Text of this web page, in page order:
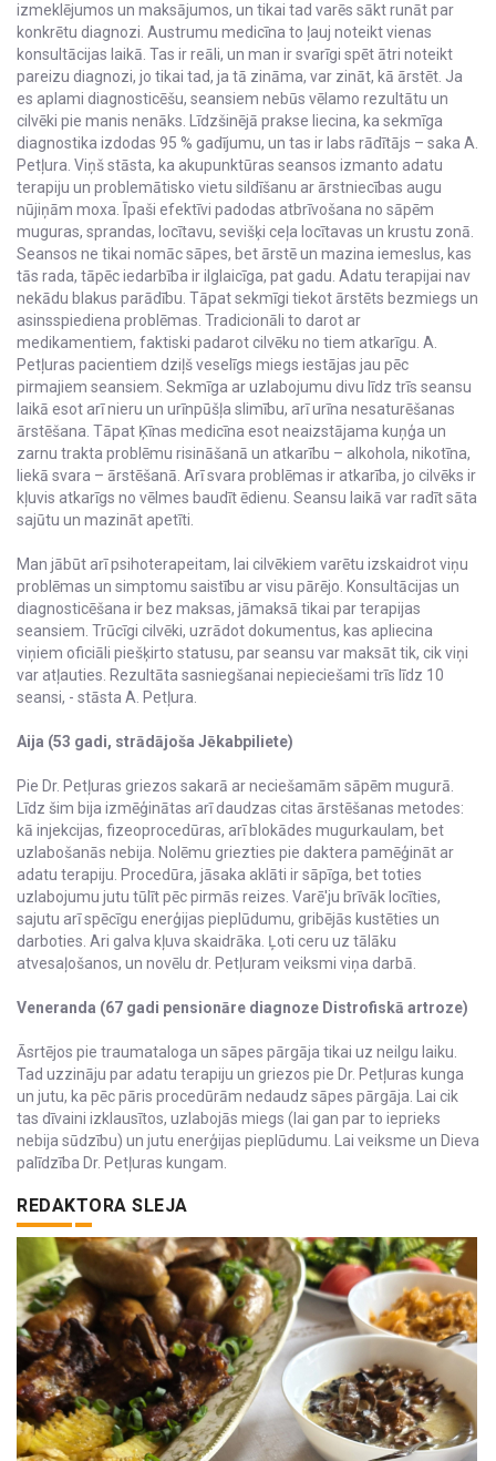
izmeklējumos un maksājumos, un tikai tad varēs sākt runāt par
konkrētu diagnozi. Austrumu medicīna to ļauj noteikt vienas
konsultācijas laikā. Tas ir reāli, un man ir svarīgi spēt ātri noteikt
pareizu diagnozi, jo tikai tad, ja tā zināma, var zināt, kā ārstēt. Ja
es aplami diagnosticēšu, seansiem nebūs vēlamo rezultātu un
cilvēki pie manis nenāks. Līdzšinējā prakse liecina, ka sekmīga
diagnostika izdodas 95 % gadījumu, un tas ir labs rādītājs – saka A.
Petļura. Viņš stāsta, ka akupunktūras seansos izmanto adatu
terapiju un problemātisko vietu sildīšanu ar ārstniecības augu
nūjiņām moxa. Īpaši efektīvi padodas atbrīvošana no sāpēm
muguras, sprandas, locītavu, sevišķi ceļa locītavas un krustu zonā.
Seansos ne tikai nomāc sāpes, bet ārstē un mazina iemeslus, kas
tās rada, tāpēc iedarbība ir ilglaicīga, pat gadu. Adatu terapijai nav
nekādu blakus parādību. Tāpat sekmīgi tiekot ārstēts bezmiegs un
asinsspiediena problēmas. Tradicionāli to darot ar
medikamentiem, faktiski padarot cilvēku no tiem atkarīgu. A.
Petļuras pacientiem dziļš veselīgs miegs iestājas jau pēc
pirmajiem seansiem. Sekmīga ar uzlabojumu divu līdz trīs seansu
laikā esot arī nieru un urīnpūšļa slimību, arī urīna nesaturēšanas
ārstēšana. Tāpat Ķīnas medicīna esot neaizstājama kuņģa un
zarnu trakta problēmu risināšanā un atkarību – alkohola, nikotīna,
liekā svara – ārstēšanā. Arī svara problēmas ir atkarība, jo cilvēks ir
kļuvis atkarīgs no vēlmes baudīt ēdienu. Seansu laikā var radīt sāta
sajūtu un mazināt apetīti.
Man jābūt arī psihoterapeitam, lai cilvēkiem varētu izskaidrot viņu
problēmas un simptomu saistību ar visu pārējo. Konsultācijas un
diagnosticēšana ir bez maksas, jāmaksā tikai par terapijas
seansiem. Trūcīgi cilvēki, uzrādot dokumentus, kas apliecina
viņiem oficiāli piešķirto statusu, par seansu var maksāt tik, cik viņi
var atļauties. Rezultāta sasniegšanai nepieciešami trīs līdz 10
seansi, - stāsta A. Petļura.
Aija (53 gadi, strādājoša Jēkabpiliete)
Pie Dr. Petļuras griezos sakarā ar neciešamām sāpēm mugurā.
Līdz šim bija izmēģinātas arī daudzas citas ārstēšanas metodes:
kā injekcijas, fizeoprocedūras, arī blokādes mugurkaulam, bet
uzlabošanās nebija. Nolēmu griezties pie daktera pamēģināt ar
adatu terapiju. Procedūra, jāsaka aklāti ir sāpīga, bet toties
uzlabojumu jutu tūlīt pēc pirmās reizes. Varē'ju brīvāk locīties,
sajutu arī spēcīgu enerģijas pieplūdumu, gribējās kustēties un
darboties. Ari galva kļuva skaidrāka. Ļoti ceru uz tālāku
atvesaļošanos, un novēlu dr. Petļuram veiksmi viņa darbā.
Veneranda (67 gadi pensionāre diagnoze Distrofiskā artroze)
Āsrtējos pie traumataloga un sāpes pārgāja tikai uz neilgu laiku.
Tad uzzināju par adatu terapiju un griezos pie Dr. Petļuras kunga
un jutu, ka pēc pāris procedūrām nedaudz sāpes pārgāja. Lai cik
tas dīvaini izklausītos, uzlabojās miegs (lai gan par to ieprieks
nebija sūdzību) un jutu enerģijas pieplūdumu. Lai veiksme un Dieva
palīdzība Dr. Petļuras kungam.
REDAKTORA SLEJA